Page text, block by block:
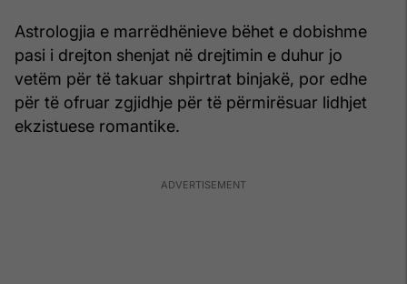
Astrologjia e marrëdhënieve bëhet e dobishme
pasi i drejton shenjat në drejtimin e duhur jo
vetëm për të takuar shpirtrat binjakë, por edhe
për të ofruar zgjidhje për të përmirësuar lidhjet
ekzistuese romantike.